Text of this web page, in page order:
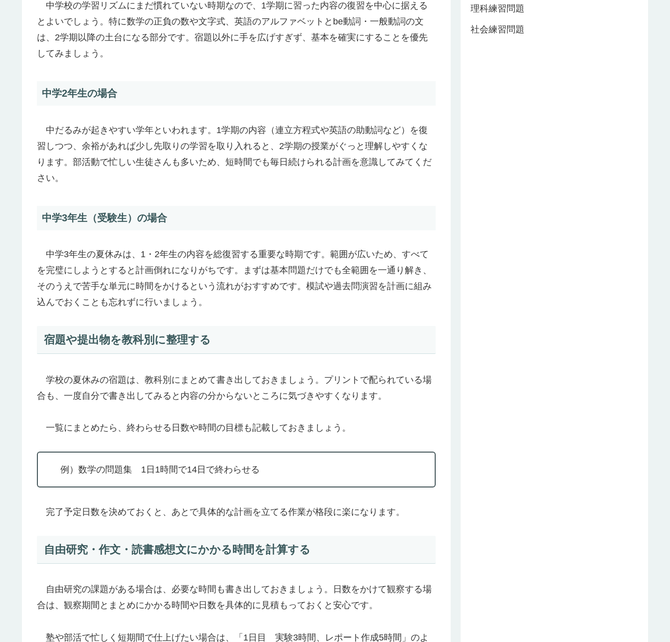
中学校の学習リズムにまだ慣れていない時期なので、1学期に習った内容の復習を中心に据える
とよいでしょう。特に数学の正負の数や文字式、英語のアルファベットとbe動詞・一般動詞の文
は、2学期以降の土台になる部分です。宿題以外に手を広げすぎず、基本を確実にすることを優先
してみましょう。
中学2年生の場合
中だるみが起きやすい学年といわれます。1学期の内容（連立方程式や英語の助動詞など）を復
習しつつ、余裕があれば少し先取りの学習を取り入れると、2学期の授業がぐっと理解しやすくな
ります。部活動で忙しい生徒さんも多いため、短時間でも毎日続けられる計画を意識してみてくだ
さい。
中学3年生（受験生）の場合
中学3年生の夏休みは、1・2年生の内容を総復習する重要な時期です。範囲が広いため、すべて
を完璧にしようとすると計画倒れになりがちです。まずは基本問題だけでも全範囲を一通り解き、
そのうえで苦手な単元に時間をかけるという流れがおすすめです。模試や過去問演習を計画に組み
込んでおくことも忘れずに行いましょう。
宿題や提出物を教科別に整理する
学校の夏休みの宿題は、教科別にまとめて書き出しておきましょう。プリントで配られている場
合も、一度自分で書き出してみると内容の分からないところに気づきやすくなります。
一覧にまとめたら、終わらせる日数や時間の目標も記載しておきましょう。
例）数学の問題集 1日1時間で14日で終わらせる
完了予定日数を決めておくと、あとで具体的な計画を立てる作業が格段に楽になります。
自由研究・作文・読書感想文にかかる時間を計算する
自由研究の課題がある場合は、必要な時間も書き出しておきましょう。日数をかけて観察する場
合は、観察期間とまとめにかかる時間や日数を具体的に見積もっておくと安心です。
塾や部活で忙しく短期間で仕上げたい場合は、「1日目 実験3時間、レポート作成5時間」のよ
理科練習問題
社会練習問題